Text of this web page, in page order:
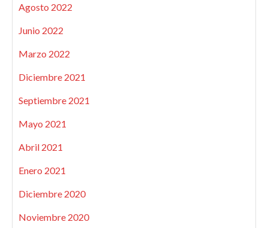
Agosto 2022
Junio 2022
Marzo 2022
Diciembre 2021
Septiembre 2021
Mayo 2021
Abril 2021
Enero 2021
Diciembre 2020
Noviembre 2020